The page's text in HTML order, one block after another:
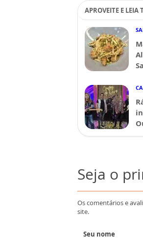
APROVEITE E LEIA
Seja o
Os comentários e
site.
Seu nome